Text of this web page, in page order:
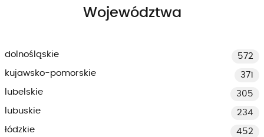
Województwa
dolnośląskie
572
kujawsko-pomorskie
371
lubelskie
305
lubuskie
234
łódzkie
452